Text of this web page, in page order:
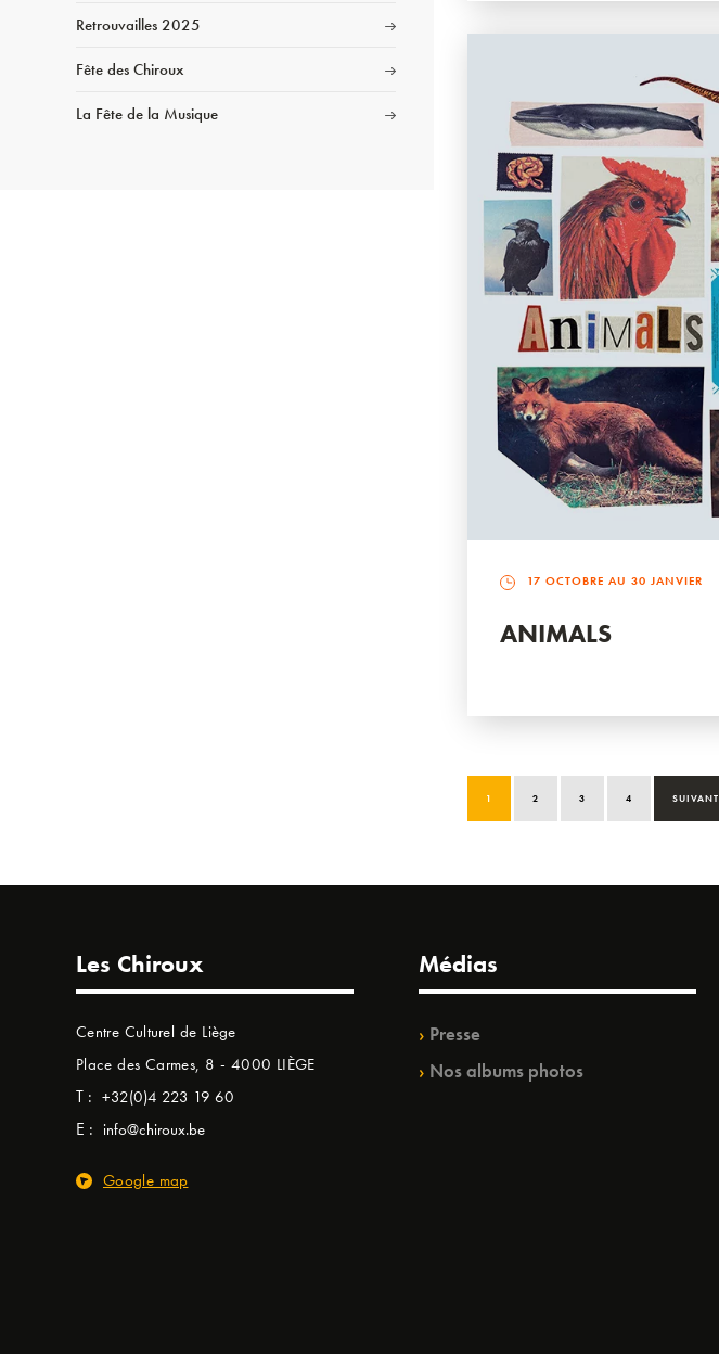
Retrouvailles 2025
Fête des Chiroux
La Fête de la Musique
17 OCTOBRE AU 30 JANVIER
ANIMALS
1 2 3 4 SUIVANT
Les Chiroux
Centre Culturel de Liège
Place des Carmes, 8 - 4000 LIÈGE
T : +32(0)4 223 19 60
E : info@chiroux.be
Google map
Médias
Presse
Nos albums photos